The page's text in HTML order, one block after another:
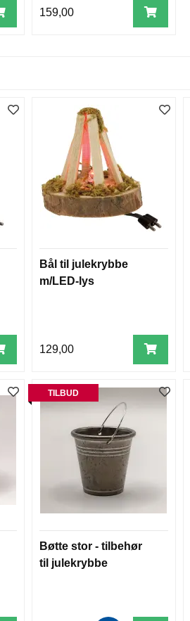
159,00
Bål til julekrybbe
m/LED-lys
129,00
TILBUD
Bøtte stor - tilbehør
til julekrybbe